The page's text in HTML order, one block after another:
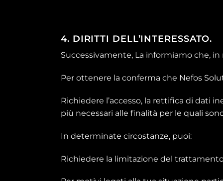
4. DIRITTI DELL’INTERESSATO.
Successivamente, La informiamo che,
Per ottenere la conferma che Nefos
Richiedere l’accesso, la rettifica di dati
più necessari alle finalità per le quali
In determinate circostanze, puoi:
Richiedere la limitazione del trattamento